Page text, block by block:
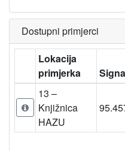
Dostupni primjerci
Lokacija
primjerka
13 –
Knjižnica
HAZU